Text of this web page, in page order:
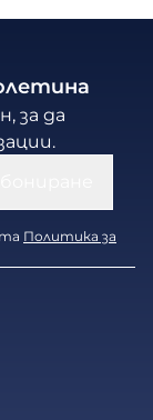
за да
Политика за